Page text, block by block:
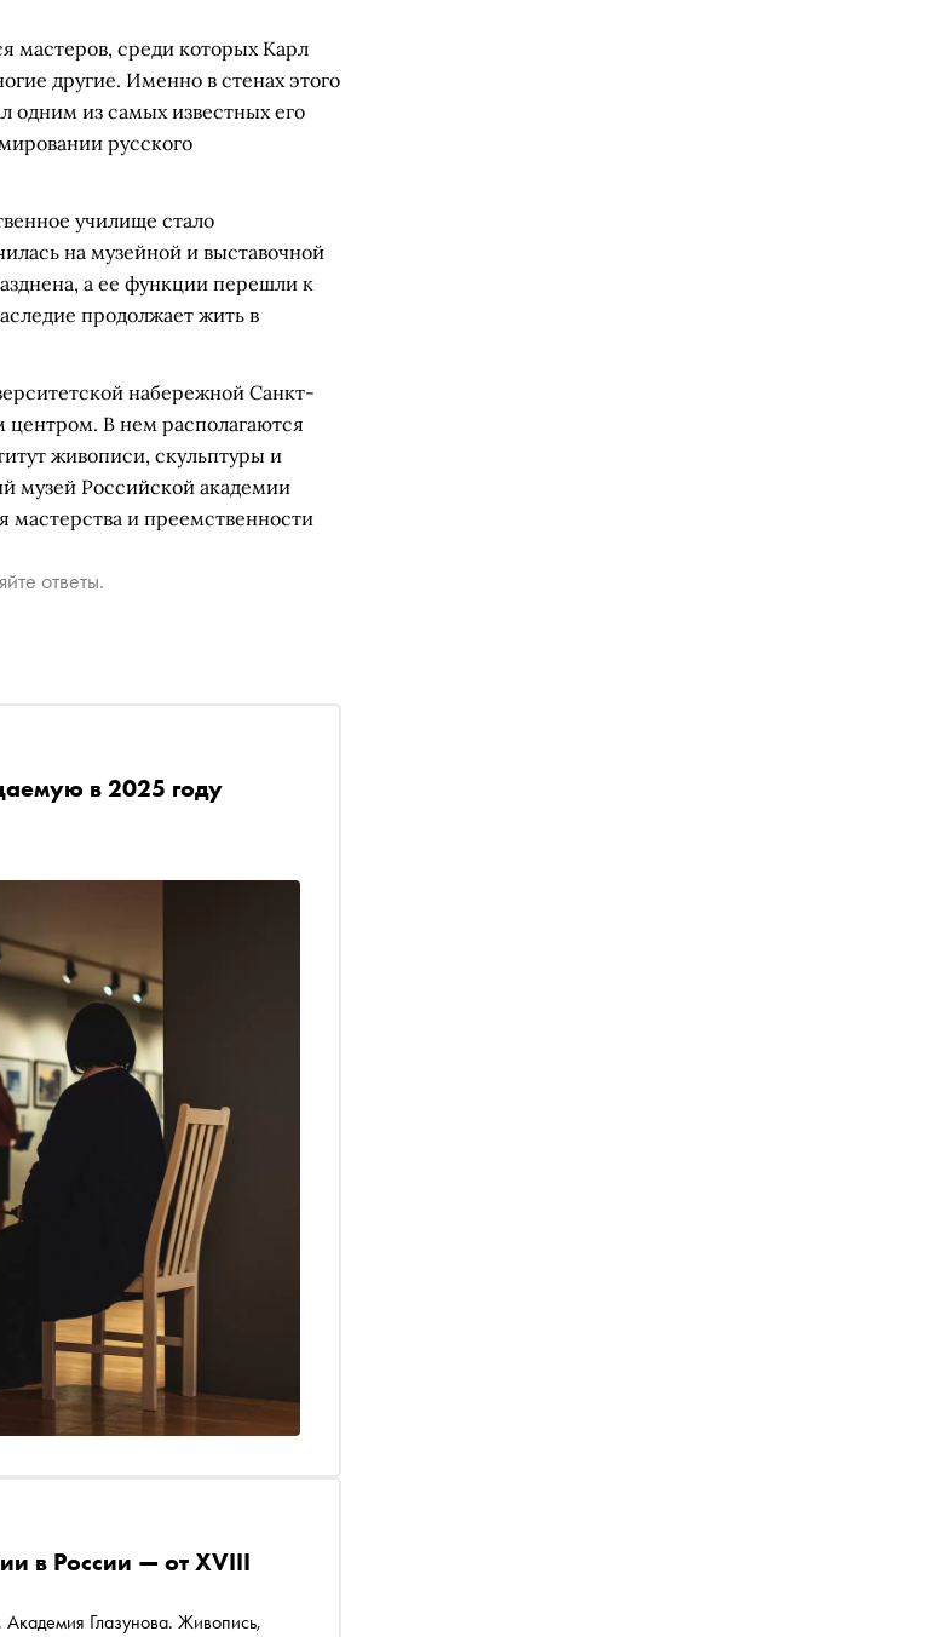
мастеров, среди которых Карл
другие. Именно в стенах этого
одним из самых известных его
русского
училище стало
на музейной и выставочной
а ее функции перешли к
продолжает жить в
набережной Санкт-
центром. В нем располагаются
живописи, скульптуры и
музей Российской академии
мастерства и преемственности
ответы.
в 2025 году
в России — от XVIII
Академия Глазунова. Живопись,